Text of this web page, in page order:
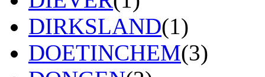
DIRKSLAND(1)
DOETINCHEM(3)